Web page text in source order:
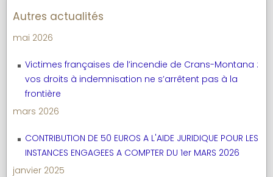
Autres actualités
mai 2026
Victimes françaises de l’incendie de Crans-Montana :
vos droits à indemnisation ne s’arrêtent pas à la
frontière
mars 2026
CONTRIBUTION DE 50 EUROS A L'AIDE JURIDIQUE POUR LES
INSTANCES ENGAGEES A COMPTER DU 1er MARS 2026
janvier 2025